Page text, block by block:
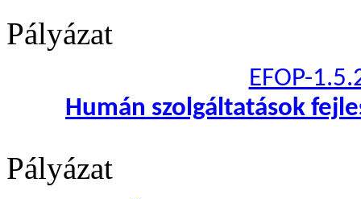
Pályázat
EFOP-
Humán szolgáltatások
Pályázat